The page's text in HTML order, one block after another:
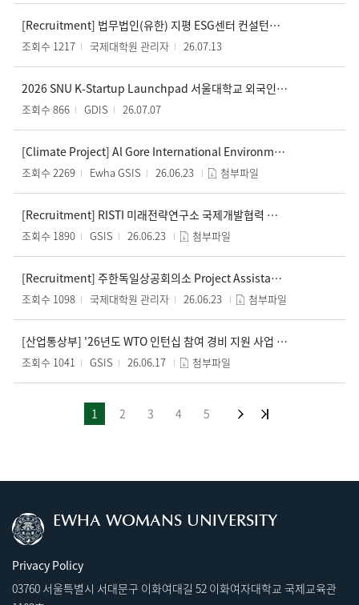
[Recruitment] 법무법인(유한) 지평 ESG센터 컨설턴트 모집 ESG Center Consultant – Jipyong LLC
조회수 1217 국제대학원 관리자 26.07.13
2026 SNU K-Startup Launchpad 서울대학교 외국인 유학생 창업지원 프로그램
조회수 866 GDIS 26.07.07
[Climate Project] Al Gore International Environmental NGO Korea Office 2026 Second Half Internship Recruitment (~07/20)
조회수 2269 Ewha GSIS 26.06.23 첨부파일
[Recruitment] RISTI 미래전략연구소 국제개발협력 분야 채용 안내.
조회수 1890 GSIS 26.06.23 첨부파일
[Recruitment] 주한독일상공회의소 Project Assistant (Ausbildung)
조회수 1098 국제대학원 관리자 26.06.23 첨부파일
[산업통상부] '26년도 WTO 인턴십 참여 경비 지원 사업 홍보 협조 요청
조회수 1041 GSIS 26.06.17 첨부파일
1 2 3 4 5
EWHA WOMANS UNIVERSITY
Privacy Policy
03760 서울특별시 서대문구 이화여대길 52 이화여자대학교 국제교육관